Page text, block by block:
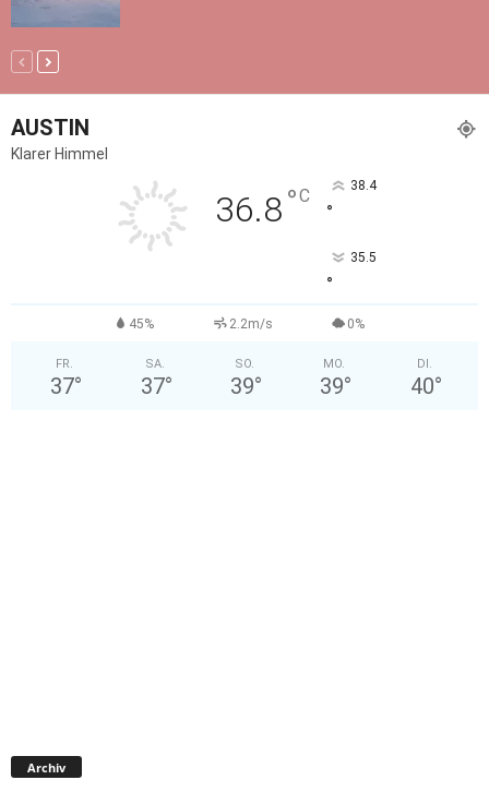
AUSTIN
Klarer Himmel
36.8°C 38.4
°
35.5
°
45% 2.2m/s 0%
FR.
37°
SA.
37°
SO.
39°
MO.
39°
DI.
40°
Archiv